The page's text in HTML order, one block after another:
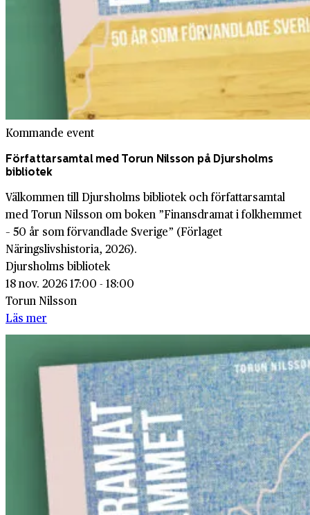
Kommande event
Författarsamtal med Torun Nilsson på Djursholms
bibliotek
Välkommen till Djursholms bibliotek och författarsamtal
med Torun Nilsson om boken ”Finansdramat i folkhemmet
– 50 år som förvandlade Sverige” (Förlaget
Näringslivshistoria, 2026).
Djursholms bibliotek
18 nov. 2026 17:00 - 18:00
Torun Nilsson
Läs mer